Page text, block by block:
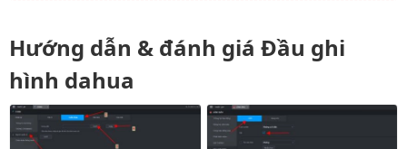
Hướng dẫn & đánh giá Đầu ghi
hình dahua